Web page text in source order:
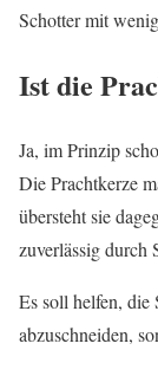
Schotter mit
Ist die
Ja, im Prinzip
Die Prachtkerze
übersteht sie
zuverlässig durch
Es soll helfen, die
abzuschneiden,